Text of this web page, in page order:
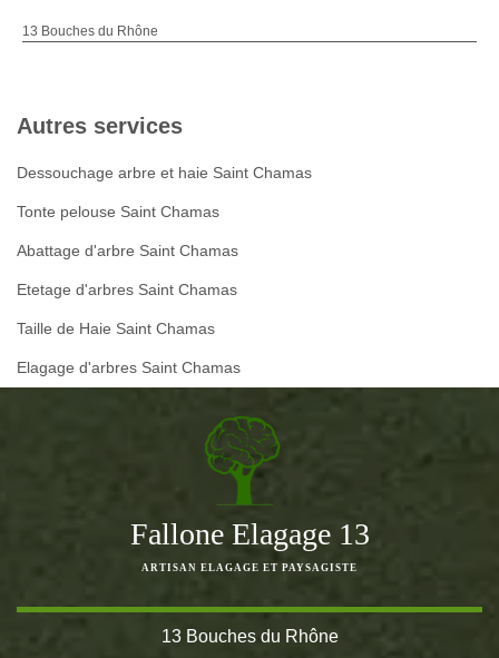
13 Bouches du Rhône
Autres services
Dessouchage arbre et haie Saint Chamas
Tonte pelouse Saint Chamas
Abattage d'arbre Saint Chamas
Etetage d'arbres Saint Chamas
Taille de Haie Saint Chamas
Elagage d'arbres Saint Chamas
Fallone Elagage 13
ARTISAN ELAGAGE ET PAYSAGISTE
13 Bouches du Rhône